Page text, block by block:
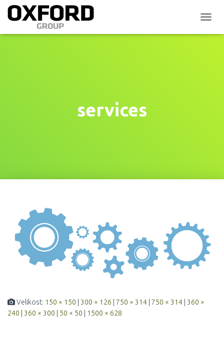
Ř
services
Velikost: 150 × 150 300 × 126 750 × 314 750 × 314
360 ×
240
360 × 300 50 × 50 1500 × 628